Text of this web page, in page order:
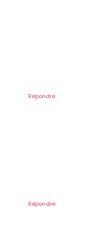
Répondre
Répondre